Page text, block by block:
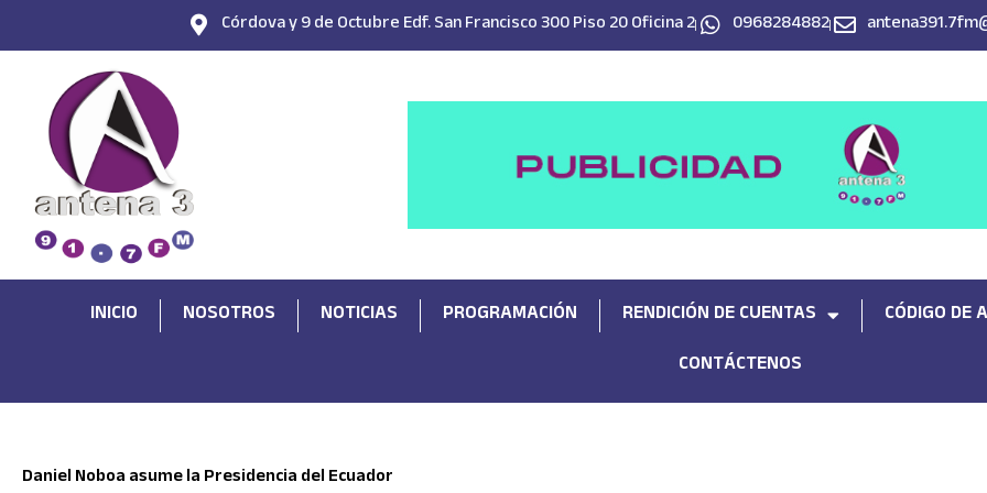
Córdova y 9 de Octubre Edf. San Francisco 300 Piso 20 Oficina 2 0968284882
INICIO NOSOTROS NOTICIAS PROGRAMACIÓN RENDICIÓN DE CUENTAS CÓDIGO DE
CONTÁCTENOS
Daniel Noboa asume la Presidencia del Ecuador